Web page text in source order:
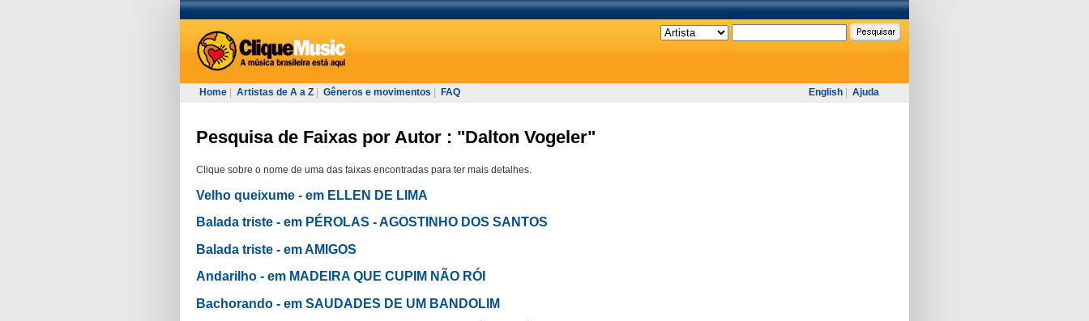
Home Artistas de A a Z Gêneros e movimentos FAQ English Ajuda
Pesquisa de Faixas por Autor : "Dalton Vogeler"
Clique sobre o nome de uma das faixas encontradas para ter mais detalhes.
Velho queixume - em ELLEN DE LIMA
Balada triste - em PÉROLAS - AGOSTINHO DOS SANTOS
Balada triste - em AMIGOS
Andarilho - em MADEIRA QUE CUPIM NÃO RÓI
Bachorando - em SAUDADES DE UM BANDOLIM